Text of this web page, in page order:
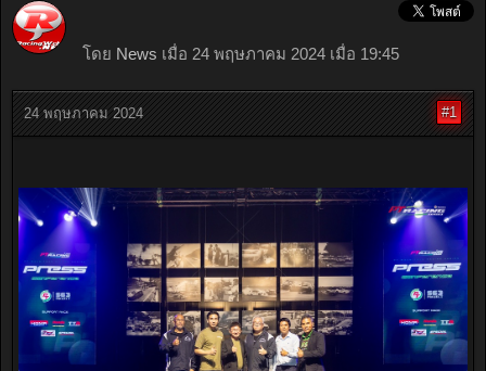
โดย News เมื่อ 24 พฤษภาคม 2024 เมื่อ 19:45
24 พฤษภาคม 2024 #1